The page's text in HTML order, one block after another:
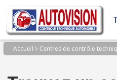
Panneau de gestion des cookies
Accueil > Centres de contrôle